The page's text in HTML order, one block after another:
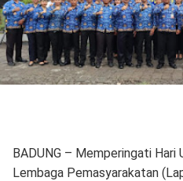
BADUNG – Memperingati Hari
Lembaga Pemasyarakatan